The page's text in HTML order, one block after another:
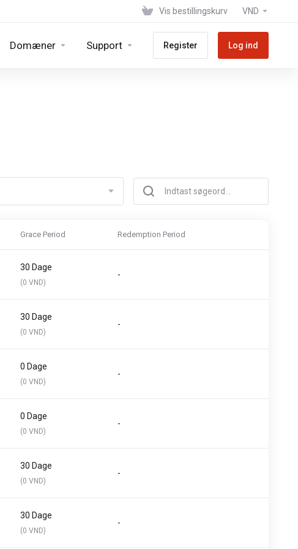
Vis bestillingskurv VND
Domæner Support Register Log ind
Grace Period Redemption Period
30 Dage
(0 VND)
-
30 Dage
(0 VND)
-
0 Dage
(0 VND)
-
0 Dage
(0 VND)
-
30 Dage
(0 VND)
-
30 Dage
(0 VND)
-